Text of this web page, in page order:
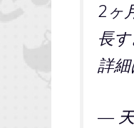
2ヶ
長す
詳細
—